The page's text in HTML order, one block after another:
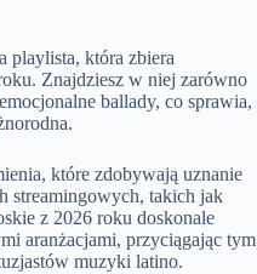
playlista, która zbiera
Znajdziesz w niej zarówno
ballady, co sprawia,
które zdobywają uznanie
streamingowych, takich jak
z 2026 roku doskonale
aranżacjami, przyciągając tym
muzyki latino.